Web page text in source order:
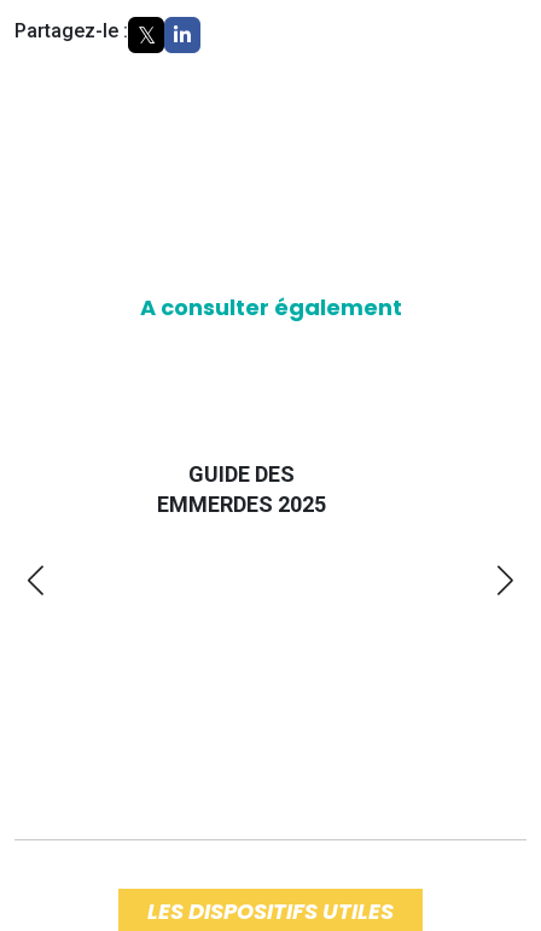
Partagez-le :
A consulter également
GUIDE DES
EMMERDES 2025
LES DISPOSITIFS UTILES